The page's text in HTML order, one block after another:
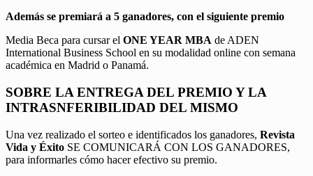
Además se premiará a 5 ganadores, con el siguiente premio
Media Beca para cursar el ONE YEAR MBA de ADEN
International Business School en su modalidad online con semana
académica en Madrid o Panamá.
SOBRE LA ENTREGA DEL PREMIO Y LA
INTRASNFERIBILIDAD DEL MISMO
Una vez realizado el sorteo e identificados los ganadores, Revista
Vida y Éxito SE COMUNICARÁ CON LOS GANADORES,
para informarles cómo hacer efectivo su premio.